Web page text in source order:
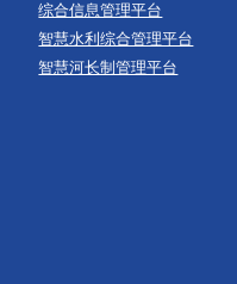
综合信息管理平台
智慧水利综合管理平台
智慧河长制管理平台